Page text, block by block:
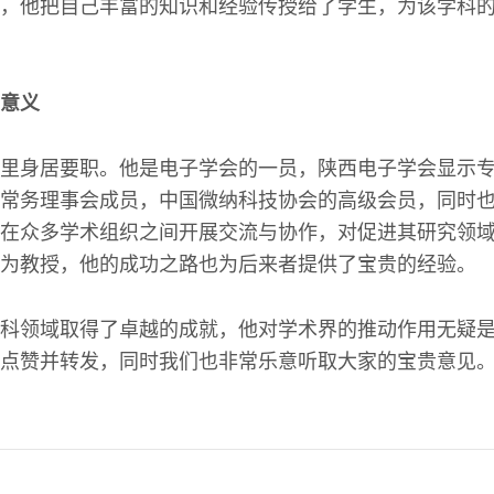
他把自己丰富的知识和经验传授给了学生，为该学科
义
身居要职。他是电子学会的一员，陕西电子学会显示
务理事会成员，中国微纳科技协会的高级会员，同时
众多学术组织之间开展交流与协作，对促进其研究领
教授，他的成功之路也为后来者提供了宝贵的经验。
领域取得了卓越的成就，他对学术界的推动作用无疑
赞并转发，同时我们也非常乐意听取大家的宝贵意见